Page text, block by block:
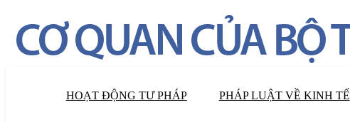
HOẠT ĐỘNG TƯ PHÁP PHÁP LUẬT VỀ KINH TẾ